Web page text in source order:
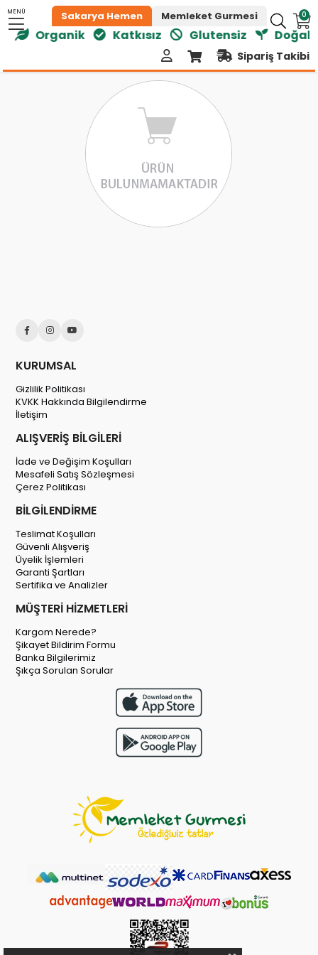
0
MENÜ Sakarya Hemen Memleket Gurmesi
Organik Katkısız Glutensiz Doğal
Sipariş Takibi
KURUMSAL
Gizlilik Politikası
KVKK Hakkında Bilgilendirme
İletişim
ALIŞVERİŞ BİLGİLERİ
İade ve Değişim Koşulları
Mesafeli Satış Sözleşmesi
Çerez Politikası
BİLGİLENDİRME
Teslimat Koşulları
Güvenli Alışveriş
Üyelik İşlemleri
Garanti Şartları
Sertifika ve Analizler
MÜŞTERİ HİZMETLERİ
Kargom Nerede?
Şikayet Bildirim Formu
Banka Bilgilerimiz
Şıkça Sorulan Sorular